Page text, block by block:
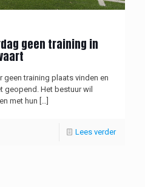
geen training in
geen training plaats vinden en
geopend. Het bestuur wil
met hun […]
Lees verder